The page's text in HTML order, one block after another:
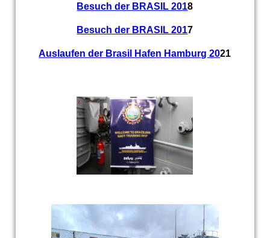
Besuch der BRASIL 2018
Besuch der BRASIL 2017
Auslaufen der Brasil Hafen Hamburg 2021